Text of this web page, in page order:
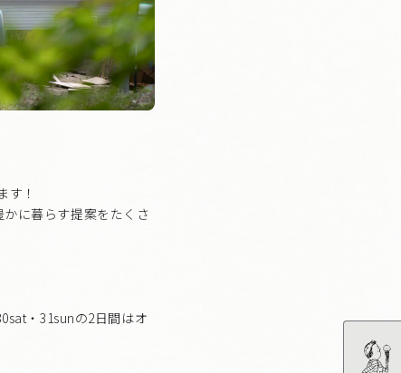
す！
に暮らす提案をたくさ
・31sunの2日間はオ